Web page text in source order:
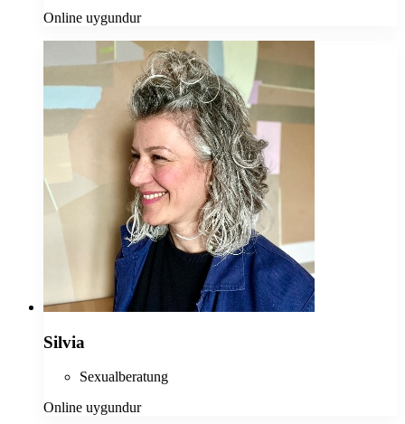
Online uygundur
Silvia
Sexualberatung
Online uygundur